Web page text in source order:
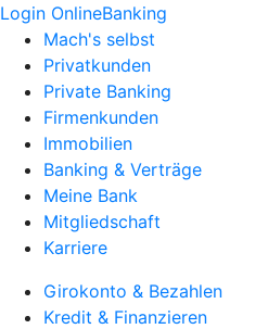
Login OnlineBanking
Mach's selbst
Privatkunden
Private Banking
Firmenkunden
Immobilien
Banking & Verträge
Meine Bank
Mitgliedschaft
Karriere
Girokonto & Bezahlen
Kredit & Finanzieren